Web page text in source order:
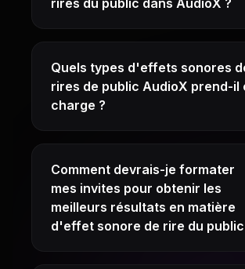
rires du public dans AudioX ?
Quels types d'effets sonores
rires de public AudioX prend-il
charge ?
Comment devrais-je formater
mes invites pour obtenir les
meilleurs résultats en matière
d'effet sonore de rire du public